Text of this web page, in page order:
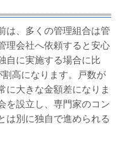
は、多くの管理組合は管
理会社へ依頼すると安心
自に実施する場合に比
高になります。戸数が
に大きな金額差になりま
を設立し、専門家のコン
は別に独自で進められる